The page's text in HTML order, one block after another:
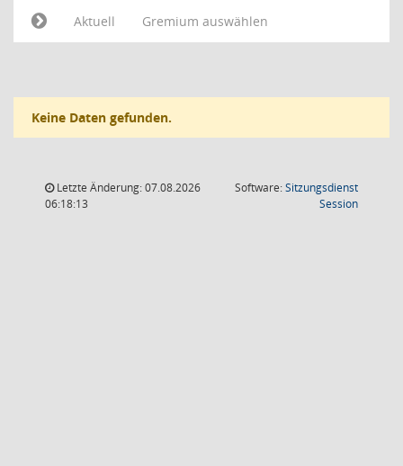
Aktuell
Gremium auswählen
Keine Daten gefunden.
Letzte Änderung: 07.08.2026
06:18:13
Software:Sitzungsdienst
Session(Wird in